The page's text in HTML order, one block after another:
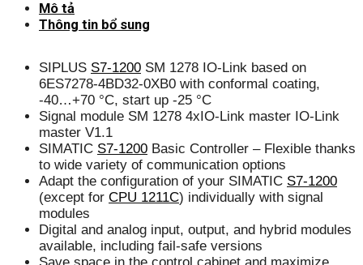
Mô tả
Thông tin bổ sung
SIPLUS S7-1200 SM 1278 IO-Link based on
6ES7278-4BD32-0XB0 with conformal coating,
-40…+70 °C, start up -25 °C
Signal module SM 1278 4xIO-Link master IO-Link
master V1.1
SIMATIC S7-1200 Basic Controller – Flexible thanks
to wide variety of communication options
Adapt the configuration of your SIMATIC S7-1200
(except for CPU 1211C) individually with signal
modules
Digital and analog input, output, and hybrid modules
available, including fail-safe versions